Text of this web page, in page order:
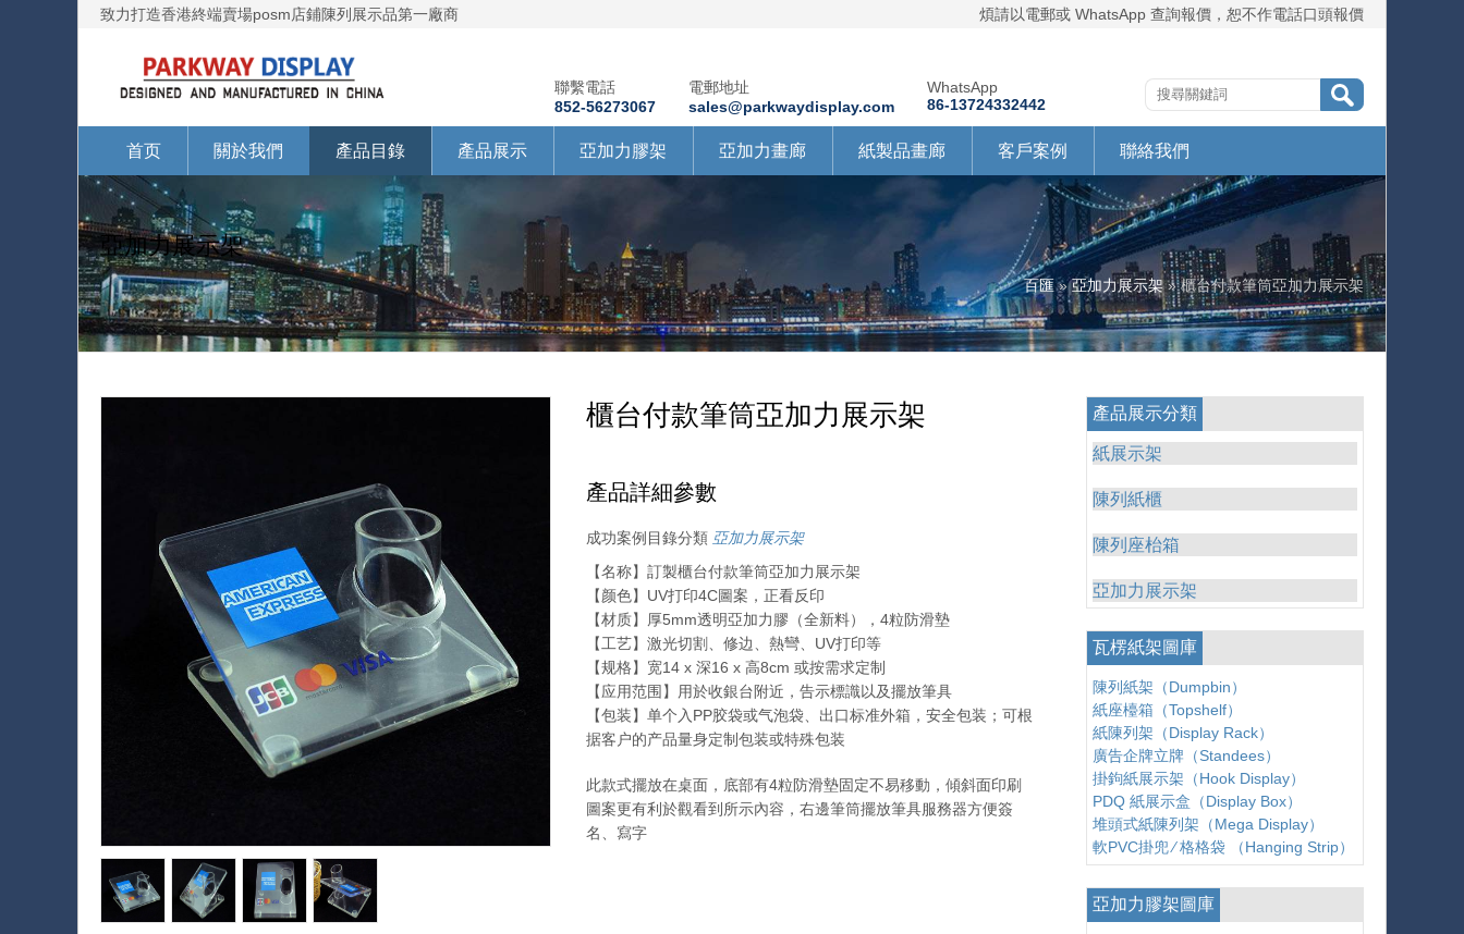
致力打造香港終端賣場posm店鋪陳列展示品第一廠商 煩請以電郵或 WhatsApp 查詢報價，恕不作電話口頭報價
聯繫電話
852-56273067
電郵地址
sales@parkwaydisplay.com
WhatsApp
86-13724332442
首页 關於我們 產品目錄 產品展示 亞加力膠架 亞加力畫廊 紙製品畫廊 客戶案例 聯絡我們
亞加力展示架
百匯»亞加力展示架» 櫃台付款筆筒亞加力展示架
櫃台付款筆筒亞加力展示架
產品詳細參數
成功案例目錄分類 亞加力展示架
【名称】訂製櫃台付款筆筒亞加力展示架
【颜色】UV打印4C圖案，正看反印
【材质】厚5mm透明亞加力膠（全新料），4粒防滑墊
【工艺】激光切割、修边、熱彎、UV打印等
【规格】宽14 x 深16 x 高8cm 或按需求定制
【应用范围】用於收銀台附近，告示標識以及擺放筆具
【包装】单个入PP胶袋或气泡袋、出口标准外箱，安全包装；可根
据客户的产品量身定制包装或特殊包装
此款式擺放在桌面，底部有4粒防滑墊固定不易移動，傾斜面印刷
圖案更有利於觀看到所示內容，右邊筆筒擺放筆具服務器方便簽
名、寫字
產品展示分類
紙展示架
陳列紙櫃
陳列座枱箱
亞加力展示架
瓦楞紙架圖庫
陳列紙架（Dumpbin）
紙座檯箱（Topshelf）
紙陳列架（Display Rack）
廣告企牌立牌（Standees）
掛鉤紙展示架（Hook Display）
PDQ 紙展示盒（Display Box）
堆頭式紙陳列架（Mega Display）
軟PVC掛兜 ∕ 格格袋 （Hanging Strip）
亞加力膠架圖庫